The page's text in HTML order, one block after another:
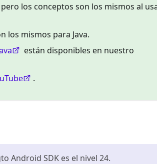
pero los conceptos son los mismos al
los mismos para Java.
están disponibles en nuestro
.
Android SDK es el nivel 24.